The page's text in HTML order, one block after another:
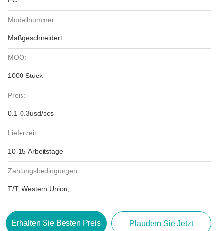
Modellnummer:
Maßgeschneidert
MOQ:
1000 Stück
Preis:
0.1-0.3usd/pcs
Lieferzeit:
10-15 Arbeitstage
Zahlungsbedingungen:
T/T, Western Union,
Erhalten Sie Besten Preis Plaudern Sie Jetzt